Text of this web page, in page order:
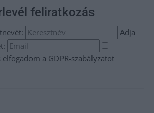
feliratkozás
Adja
elfogadom a GDPR-szabályzatot